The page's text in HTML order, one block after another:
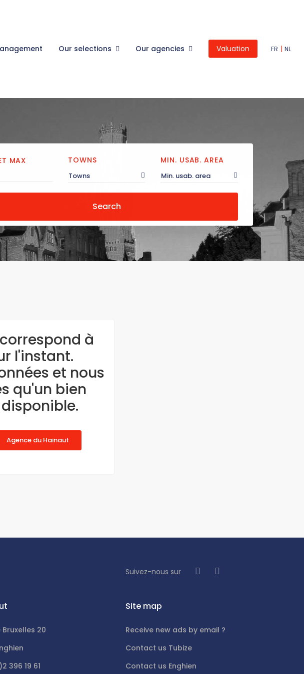
Our selections Our agencies Valuation FR | NL
MAX TOWNS
Towns
MIN. USAB. AREA
Min. usab. area
Search
à
l'instant.
et nous
qu'un bien
Agence du Hainaut
Suivez-nous sur
Bruxelles 20
396 19 61
Site map
Receive new ads by email ?
Contact us Tubize
Contact us Enghien